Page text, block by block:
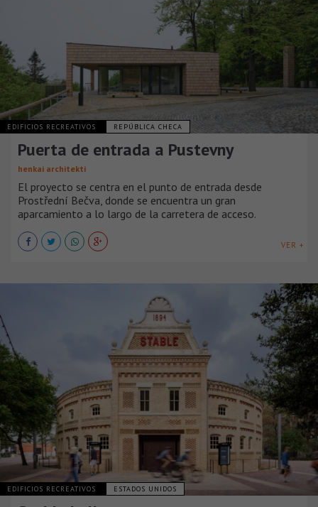
EDIFICIOS RECREATIVOS REPÚBLICA CHECA
Puerta de entrada a Pustevny
henkai architekti
El proyecto se centra en el punto de entrada desde
Prostřední Bečva, donde se encuentra un gran
aparcamiento a lo largo de la carretera de acceso.
VER +
EDIFICIOS RECREATIVOS ESTADOS UNIDOS